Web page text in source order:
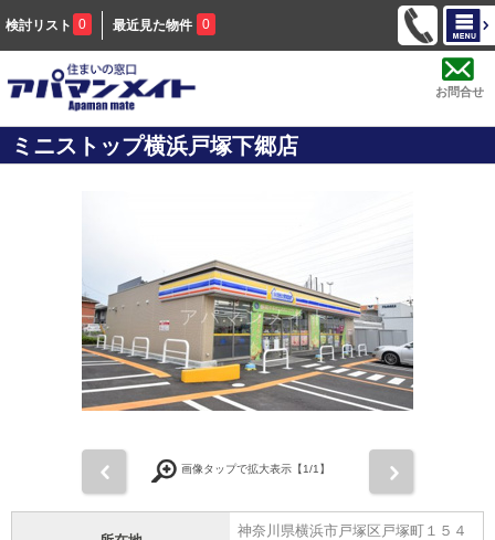
検討リスト 0 最近見た物件 0
お問合せ
ミニストップ横浜戸塚下郷店
画像タップで拡大表示【1/1】
神奈川県横浜市戸塚区戸塚町１５４